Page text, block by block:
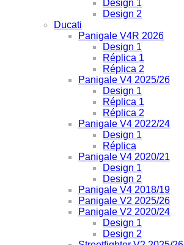
Design 1
Design 2
Ducati
Panigale V4R 2026
Design 1
Réplica 1
Réplica 2
Panigale V4 2025/26
Design 1
Réplica 1
Réplica 2
Panigale V4 2022/24
Design 1
Réplica
Panigale V4 2020/21
Design 1
Design 2
Panigale V4 2018/19
Panigale V2 2025/26
Panigale V2 2020/24
Design 1
Design 2